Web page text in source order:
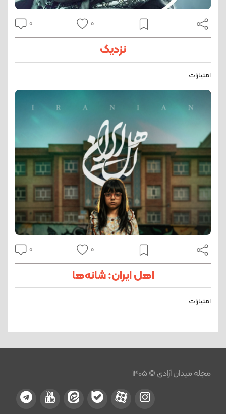
0
0
نزدیک
امتیازات
0
0
اهل ایران: شانه‌ها
امتیازات
مجله میدان آزادی © 1405